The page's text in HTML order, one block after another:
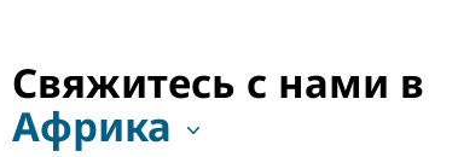
Свяжитесь с нами в
Африка